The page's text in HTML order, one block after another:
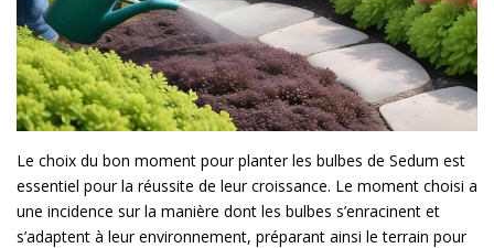
Le choix du bon moment pour planter les bulbes de Sedum est
essentiel pour la réussite de leur croissance. Le moment choisi a
une incidence sur la manière dont les bulbes s’enracinent et
s’adaptent à leur environnement, préparant ainsi le terrain pour